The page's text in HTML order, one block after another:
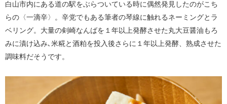
白山市内にある道の駅をぶらついている時に偶然発見したのがこち
らの〈一滴辛〉。辛党でもある筆者の琴線に触れるネーミングとラ
ベリング。大量の剣崎なんばを１年以上発酵させた丸大豆醤油もろ
みに漬け込み､米糀と酒粕を投入後さらに１年以上発酵、熟成させた
調味料だそうです。